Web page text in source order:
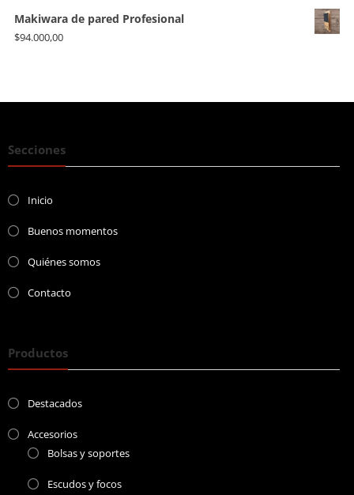
Makiwara de pared Profesional
$94.000,00
Secciones
Inicio
Buenos momentos
Quiénes somos
Contacto
Productos
Destacados
Accesorios
Bolsas y soportes
Escudos y focos